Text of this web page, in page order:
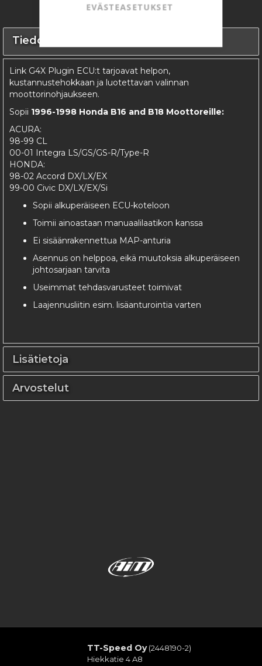
EVÄSTEASETUKSET
Tiedot
Link G4X Plugin ECU:t tarjoavat helpon,
kustannustehokkaan ja luotettavan valinnan
moottorinohjaukseen.
Sopii 1996-1998 Honda B16 and B18 Moottoreille:
ACURA:
98-99 CL
00-01 Integra LS/GS/GS-R/Type-R
HONDA:
98-02 Accord DX/LX/EX
99-00 Civic DX/LX/EX/Si
Sopii alkuperäiseen ECU-koteloon
Toimii ainoastaan manuaalilaatikon kanssa
Ei sisäänrakennettua MAP-anturia
Asennus on helppoa, eikä muutoksia alkuperäiseen
johtosarjaan tarvita
Useimmat tehdasvarusteet toimivat
Laajennusliitin esim. lisäanturointia varten
Lisätietoja
Arvostelut
TT-Speed Oy(2448190-2)
Hiekkatie 4 A8